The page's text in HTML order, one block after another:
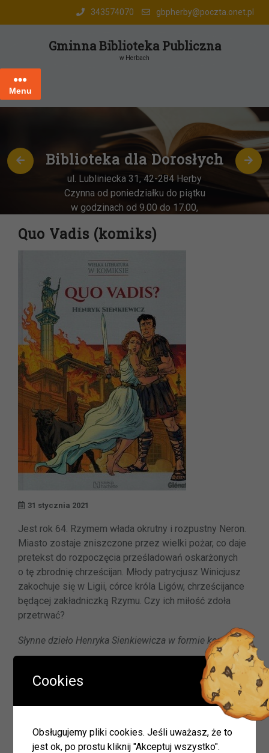
343574070 gbpherby@poczta.onet.pl
Gminna Biblioteka Publiczna
w Herbach
Menu
Biblioteka dla Dorosłych
ul. Lubliniecka 31, 42-284 Herby
Czynna od poniedziałku do piątku
w godzinach od 9.00 do 17.00,
w godz. 9:00-13:00
Quo Vadis (komiks)
31 stycznia 2021
Jest rok 64. Rzymem włada okrutny i rozpustny Neron.
Miasto zostaje zniszczone przez wielki pożar, co daje
pretekst do rozpoczęcia prześladowań oskarżonych
o tę zbrodnię chrześcijan. Młody patrycjusz Winicjusz
zakochuje się w Ligii, córce króla Ligów, chrześcijance
będącej zakładniczką Rzymu. Czy ich miłość zdoła
przetrwać?
Słynne dzieło Henryka Sienkiewicza w formie komiksu.
Nawigacja
wpisu
wpis
wpis
Cookies
Obsługujemy pliki cookies. Jeśli uważasz, że to
jest ok, po prostu kliknij "Akceptuj wszystko".